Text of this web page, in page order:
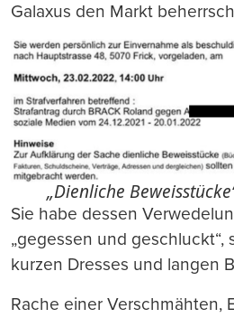
Galaxus den Markt
„Dienliche
Sie habe dessen
„gegessen und geschluckt“,
kurzen Dresses und langen
Rache einer Verschmähten,